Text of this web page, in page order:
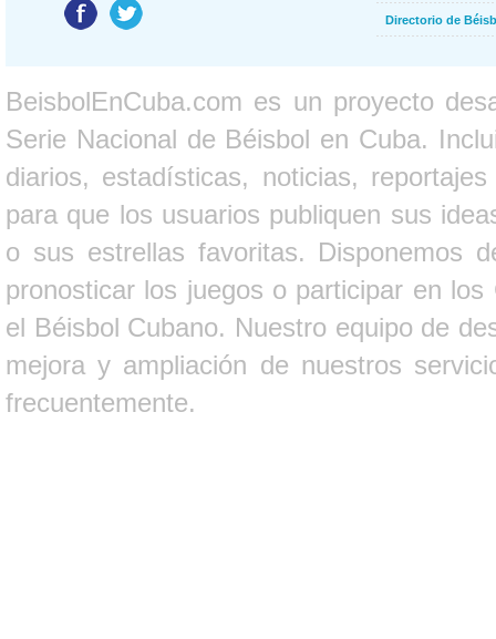
Directorio de
BeisbolEnCuba.com es un proyecto
Serie Nacional de Béisbol en Cuba.
diarios, estadísticas, noticias,
para que los usuarios publiquen sus
o sus estrellas favoritas. Disponemos
pronosticar los juegos o participar en
el Béisbol Cubano. Nuestro equipo de
mejora y ampliación de nuestros
frecuentemente.